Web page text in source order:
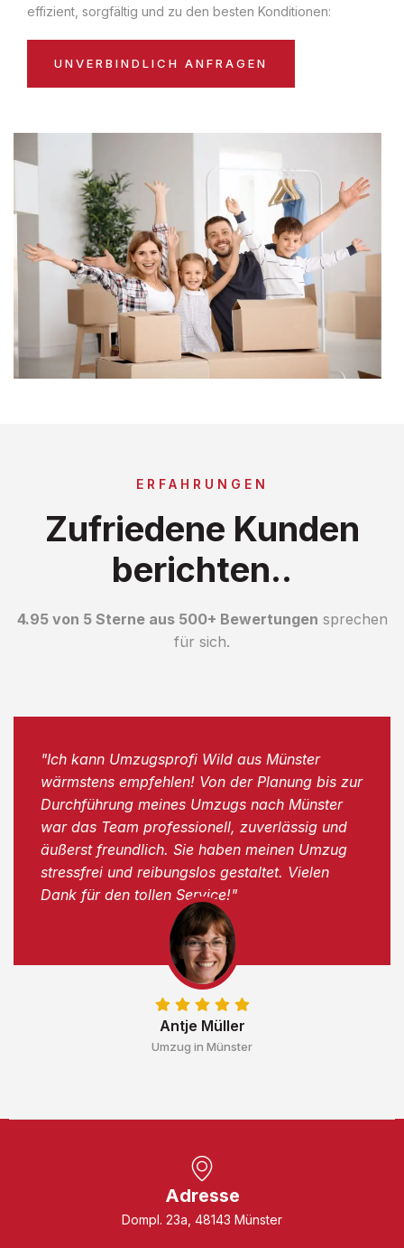
effizient, sorgfältig und zu den besten Konditionen:
UNVERBINDLICH ANFRAGEN
ERFAHRUNGEN
Zufriedene Kunden
berichten..
4.95 von 5 Sterne aus 500+ Bewertungen sprechen
für sich.
Antje Müller
Umzug in Münster
"Ich kann Umzugsprofi Wild aus Münster
wärmstens empfehlen! Von der Planung bis zur
Durchführung meines Umzugs nach Münster
war das Team professionell, zuverlässig und
äußerst freundlich. Sie haben meinen Umzug
stressfrei und reibungslos gestaltet. Vielen
Dank für den tollen Service!"
Adresse
Dompl. 23a, 48143 Münster